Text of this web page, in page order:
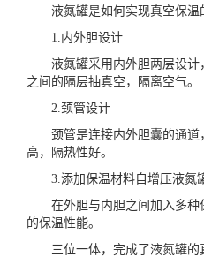
液氮罐是如何实现真空保温
1.内外胆设计
液氮罐采用内外胆两层设计
之间的隔层抽真空，隔离空气。
2.颈管设计
颈管是连接内外胆囊的通道
高，隔热性好。
3.添加保温材料 自增压液氮
在外胆与内胆之间加入多种
的保温性能。
三位一体，完成了液氮罐的